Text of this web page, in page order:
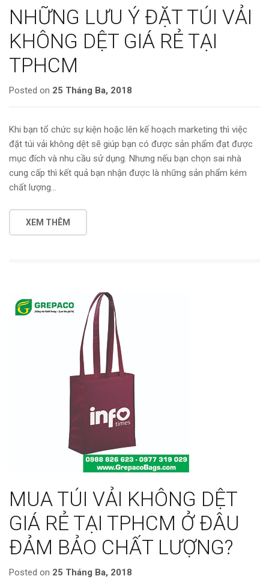
NHỮNG LƯU Ý ĐẶT TÚI VẢI
KHÔNG DỆT GIÁ RẺ TẠI
TPHCM
Posted on 25 Tháng Ba, 2018
Khi bạn tổ chức sự kiện hoặc lên kế hoạch marketing thì việc
đặt túi vải không dệt sẽ giúp bạn có được sản phẩm đạt được
mục đích và nhu cầu sử dụng. Nhưng nếu bạn chọn sai nhà
cung cấp thì kết quả bạn nhận được là những sản phẩm kém
chất lượng…
XEM THÊM
MUA TÚI VẢI KHÔNG DỆT
GIÁ RẺ TẠI TPHCM Ở ĐÂU
ĐẢM BẢO CHẤT LƯỢNG?
Posted on 25 Tháng Ba, 2018